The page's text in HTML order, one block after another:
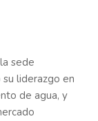
sede
liderazgo en
de agua, y